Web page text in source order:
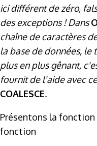
ici différent de zéro,
des exceptions ! Dans
chaîne de caractères
la base de données, le
plus en plus gênant,
fournit de l'aide avec
COALESCE.
Présentons la fonction
fonction